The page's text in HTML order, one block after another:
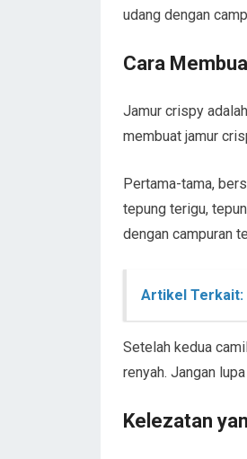
udang dengan
Cara
Jamur crispy
membuat jamur
Pertama-tama,
tepung terigu,
dengan campuran
Artikel Terkait:
Setelah kedua
renyah. Jangan
Kelezatan